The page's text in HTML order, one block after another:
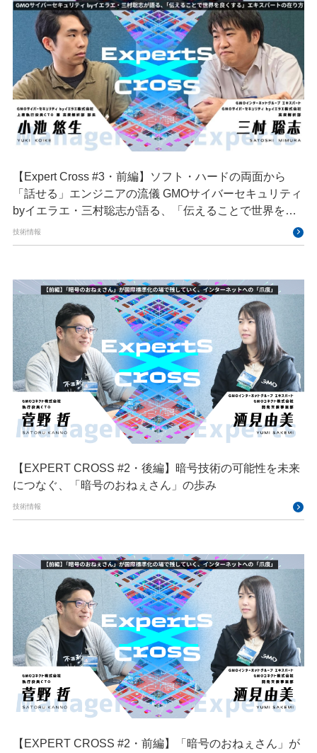
【Expert Cross #3・前編】ソフト・ハードの両面から
「話せる」エンジニアの流儀 GMOサイバーセキュリティ
byイエラエ・三村聡志が語る、「伝えることで世界を良
くする」エキスパートの在り方
技術情報
【EXPERT CROSS #2・後編】暗号技術の可能性を未来
につなぐ、「暗号のおねぇさん」の歩み
技術情報
【EXPERT CROSS #2・前編】「暗号のおねぇさん」が